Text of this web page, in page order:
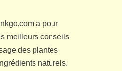
a pour
meilleurs conseils
des plantes
naturels.